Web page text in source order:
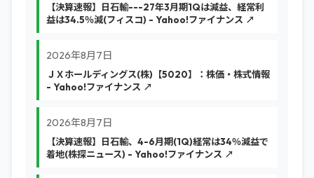
【決算速報】日石輸---27年3月期1Qは減益、経常利
益は34.5％減(フィスコ) - Yahoo!ファイナンス ↗
2026年8月7日
ＪＸホールディングス(株)【5020】：株価・株式情報
- Yahoo!ファイナンス ↗
2026年8月7日
【決算速報】日石輸、4-6月期(1Q)経常は34％減益で
着地(株探ニュース) - Yahoo!ファイナンス ↗